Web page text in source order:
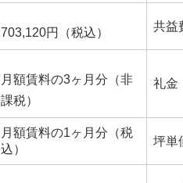
703,120円（税込） 共益
月額賃料の3ヶ月分（非
課税）
礼金
月額賃料の1ヶ月分（税
込）
坪単